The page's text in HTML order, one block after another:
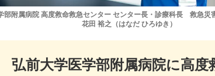
部附属病院 高度救命救急センター センター長・診療科長 救急災
花田 裕之（はなだ ひろゆき）
弘前大学医学部附属病院に高度